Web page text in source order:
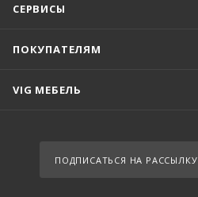
СЕРВИСЫ
ПОКУПАТЕЛЯМ
VIG МЕБЕЛЬ
ПОДПИСАТЬСЯ НА РАССЫЛКУ